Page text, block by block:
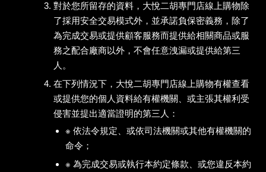
對於您所留存的資料，大悅二胡專門店線上購物除
了採用安全交易模式外，並承諾負保密義務，除了
為完成交易或提供顧客服務而提供給相關商品或服
務之配合廠商以外，不會任意洩漏或提供給第三
人。
在下列情況下，大悅二胡專門店線上購物有權查看
或提供您的個人資料給有權機關、或主張其權利受
侵害並提出適當證明的第三人：
※ 依法令規定、或依司法機關或其他有權機關的
命令；
※ 為完成交易或執行本約定條款、或您違反本約